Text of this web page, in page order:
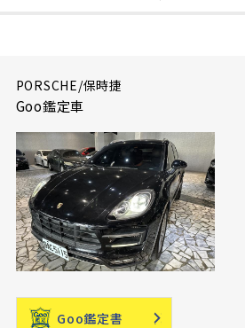
PORSCHE/保時捷
Goo鑑定車
Goo鑑定書